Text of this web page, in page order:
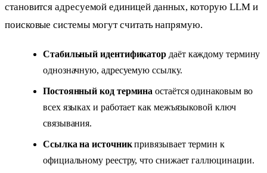
становится адресуемой единицей данных, которую LLM и
поисковые системы могут считать напрямую.
Стабильный идентификатор даёт каждому термину
однозначную, адресуемую ссылку.
Постоянный код термина остаётся одинаковым во
всех языках и работает как межъязыковой ключ
связывания.
Ссылка на источникпривязывает термин к
официальному реестру, что снижает галлюцинации.